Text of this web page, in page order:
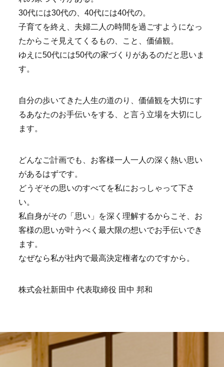
30代には30代の、40代には40代の。
子育てを終え、夫婦二人の時間を過ごすようになっ
たからこそ見えてくるもの、こと、価値観。
ゆえに50代には50代の家づくりがあるのだと思いま
す。
自分の歩いてきた人生の道のり、価値観を大切にす
るあなたのお手伝いをする、と言う立場を大切にし
ます。
どんなご計画でも、お客様一人一人の深く熱い思い
があるはずです。
どうぞその思いのすべてを私におっしゃって下さ
い。
私自身がその「思い」を深く理解するからこそ、お
客様の思いが叶うべく最大限の想いでお手伝いでき
ます。
なぜなら私が社内で最高決定権者なのですから。
株式会社新田中 代表取締役 田中 邦和